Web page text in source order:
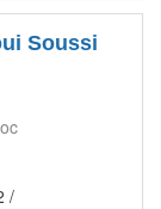
Soussi
/